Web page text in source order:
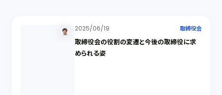
2025/06/19 取締役会
取締役会の役割の変遷と今後の取締役に求
められる姿